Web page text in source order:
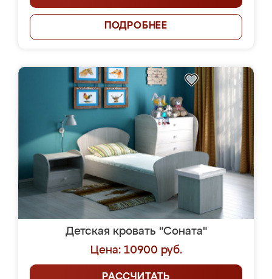
ПОДРОБНЕЕ
Детская кровать "Соната"
Цена: 10900 руб.